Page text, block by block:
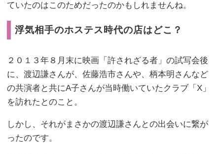
ていたのはこのためだったのかもしれませんね。
浮気相手のホステス時代の店はどこ？
２０１３年８月末に映画「許されざる者」の試写会後
に、渡辺謙さんが、佐藤浩市さんや、柄本明さんなど
の共演者と共にA子さんが当時働いていたクラブ「X」
を訪れたとのこと。
しかし、それがまさかの渡辺謙さんとの出会いに繋が
ったのです。